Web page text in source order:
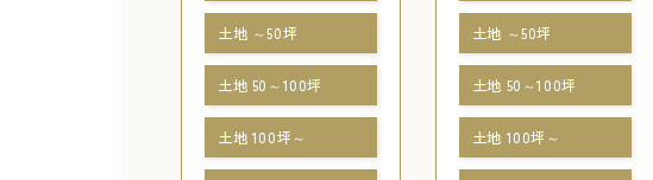
土地 ～50坪
土地 50～100坪
土地 100坪～
土地 ～50坪
土地 50～100坪
土地 100坪～